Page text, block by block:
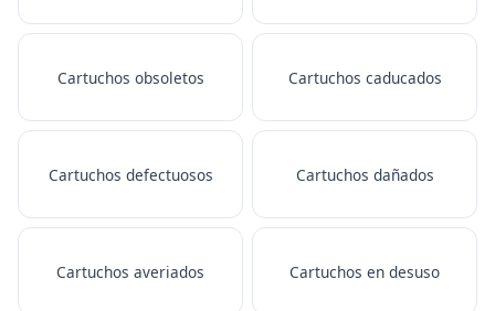
Cartuchos obsoletos Cartuchos caducados
Cartuchos defectuosos Cartuchos dañados
Cartuchos averiados Cartuchos en desuso